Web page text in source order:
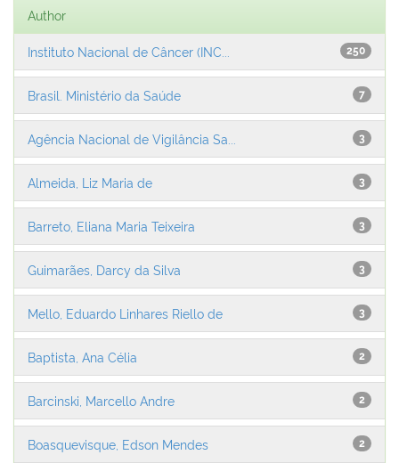
Author
250
Instituto Nacional de Câncer (INC...
7
Brasil. Ministério da Saúde
3
Agência Nacional de Vigilância Sa...
3
Almeida, Liz Maria de
3
Barreto, Eliana Maria Teixeira
3
Guimarães, Darcy da Silva
3
Mello, Eduardo Linhares Riello de
2
Baptista, Ana Célia
2
Barcinski, Marcello Andre
2
Boasquevisque, Edson Mendes